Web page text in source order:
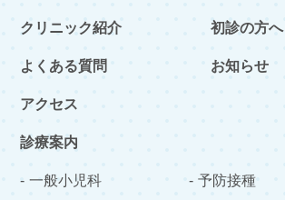
クリニック紹介 初診の方へ
よくある質問 お知らせ
アクセス
診療案内
一般小児科 予防接種